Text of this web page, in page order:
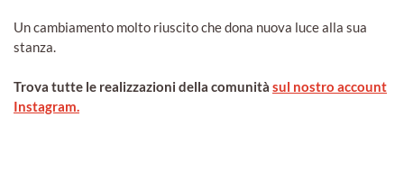
Un cambiamento molto riuscito che dona nuova luce alla sua
stanza.
Trova tutte le realizzazioni della comunità sul nostro account
Instagram.